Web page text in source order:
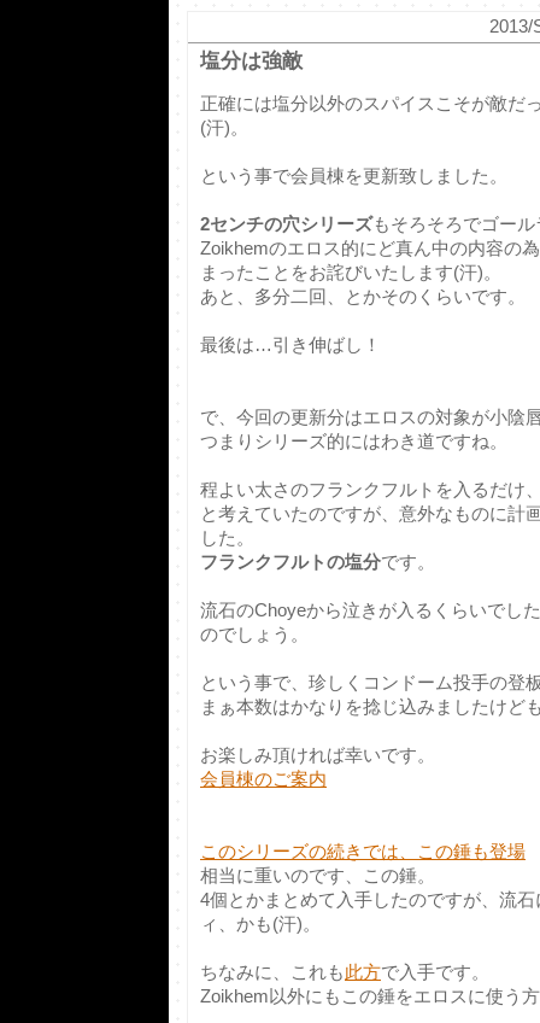
2013/
塩分は強敵
正確には塩分以外のスパイスこそが敵だ
(汗)。
という事で会員棟を更新致しました。
2センチの穴シリーズもそろそろでゴー
Zoikhemのエロス的にど真ん中の内容の
まったことをお詫びいたします(汗)。
あと、多分二回、とかそのくらいです。
最後は…引き伸ばし！
で、今回の更新分はエロスの対象が小陰
つまりシリーズ的にはわき道ですね。
程よい太さのフランクフルトを入るだけ
と考えていたのですが、意外なものに計
した。
フランクフルトの塩分です。
流石のChoyeから泣きが入るくらいでし
のでしょう。
という事で、珍しくコンドーム投手の登
まぁ本数はかなりを捻じ込みましたけど
お楽しみ頂ければ幸いです。
会員棟のご案内
このシリーズの続きでは、この錘も登場
相当に重いのです、この錘。
4個とかまとめて入手したのですが、流
ィ、かも(汗)。
ちなみに、これも此方で入手です。
Zoikhem以外にもこの錘をエロスに使う